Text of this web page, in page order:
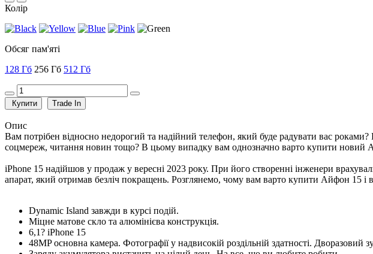
Колір
Обсяг пам'яті
128 Гб 256 Гб 512 Гб
Купити Trade In
Опис
Вам потрібен відносно недорогий та надійний телефон, який буде радувати вас
соцмереж, читання новин тощо? В цьому випадку вам однозначно варто купити новий
iPhone 15 надійшов у продаж у вересні 2023 року. При його створенні інженери
апарат, який отримав безліч покращень. Розглянемо, чому вам варто купити Айфон 15 і
Dynamic Island завжди в курсі подій.
Міцне матове скло та алюмінієва конструкція.
6,1? iPhone 15
48MP основна камера. Фотографії у надвисокій роздільній здатності. Дворазовий